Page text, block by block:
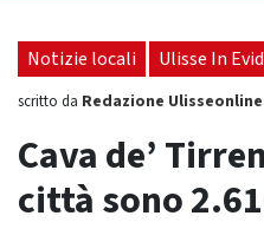
seduta
Notizie locali Ulisse In
scritto da Redazione Ulisseonline
Cava de’
città sono